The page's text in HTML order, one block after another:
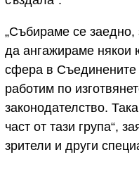
„Събираме се заедно,
да ангажираме някои
сфера в Съединените
работим по
законодателство.
част от тази група“,
зрители и други